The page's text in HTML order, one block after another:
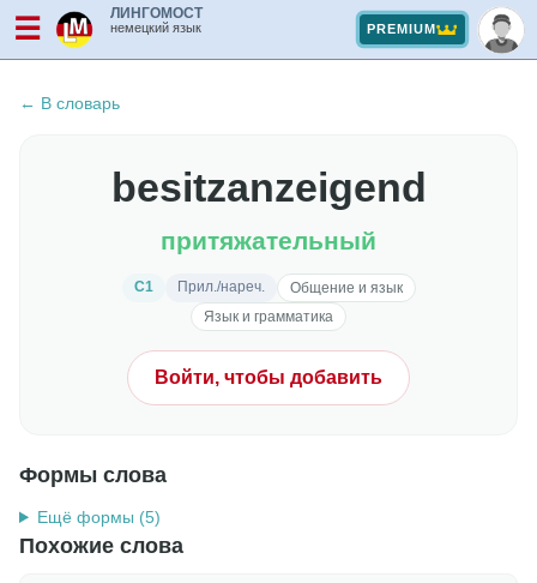
☰ ЛИНГОМОСТ
немецкий язык PREMIUM
← В словарь
besitzanzeigend
притяжательный
C1 Прил./нареч.
Общение и язык
Язык и грамматика
Войти, чтобы добавить
Формы слова
Ещё формы (5)
Похожие слова